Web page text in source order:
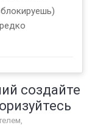
создайте